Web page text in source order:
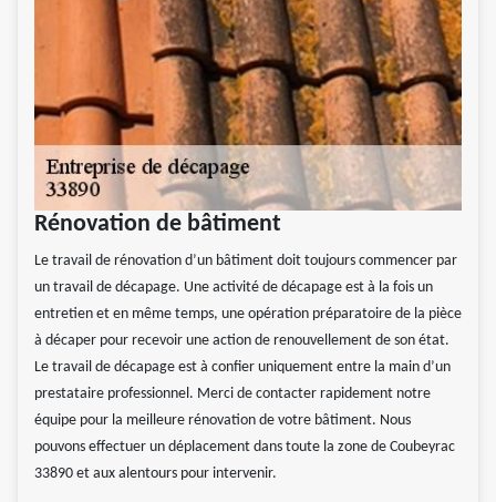
Rénovation de bâtiment
Le travail de rénovation d’un bâtiment doit toujours commencer par
un travail de décapage. Une activité de décapage est à la fois un
entretien et en même temps, une opération préparatoire de la pièce
à décaper pour recevoir une action de renouvellement de son état.
Le travail de décapage est à confier uniquement entre la main d’un
prestataire professionnel. Merci de contacter rapidement notre
équipe pour la meilleure rénovation de votre bâtiment. Nous
pouvons effectuer un déplacement dans toute la zone de Coubeyrac
33890 et aux alentours pour intervenir.